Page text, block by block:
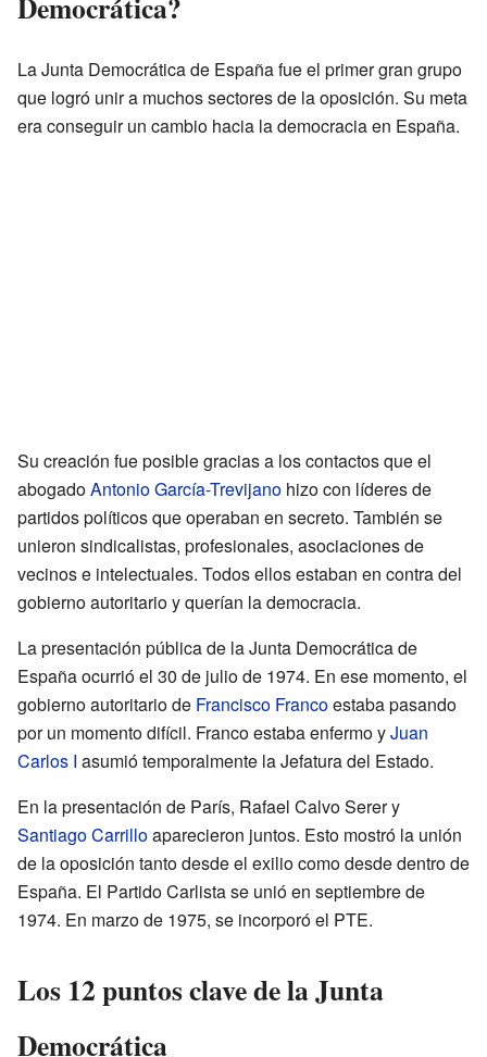
La Junta Democrática de España fue el primer gran grupo
que logró unir a muchos sectores de la oposición. Su meta
era conseguir un cambio hacia la democracia en España.
Su creación fue posible gracias a los contactos que el
abogadoAntonio García-Trevijano hizo con líderes de
partidos políticos que operaban en secreto. También se
unieron sindicalistas, profesionales, asociaciones de
vecinos e intelectuales. Todos ellos estaban en contra del
gobierno autoritario y querían la democracia.
La presentación pública de la Junta Democrática de
España ocurrió el 30 de julio de 1974. En ese momento, el
gobierno autoritario de Francisco Francoestaba pasando
por un momento difícil. Franco estaba enfermo yJuan
Carlos I asumió temporalmente la Jefatura del Estado.
En la presentación de París, Rafael Calvo Serer y
Santiago Carrilloaparecieron juntos. Esto mostró la unión
de la oposición tanto desde el exilio como desde dentro de
España. El Partido Carlista se unió en septiembre de
1974. En marzo de 1975, se incorporó el PTE.
Los 12 puntos clave de la Junta
Democrática